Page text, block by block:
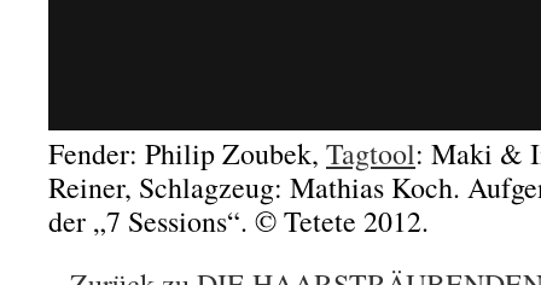
Fender: Philip Zoubek, Tagtool: Maki &
Reiner, Schlagzeug: Mathias Koch.
der „7 Sessions“. © Tetete 2012.